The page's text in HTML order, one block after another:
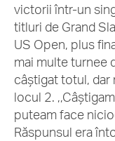
victorii într-un
titluri de Grand
US Open, plus
mai multe turnee
câștigat totul, dar
locul 2.
puteam face
Răspunsul era